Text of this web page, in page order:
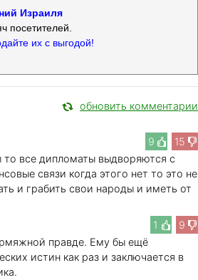
Израиля
посетителей.
их с выгодой!
обновить комментарии
9 15
то все дипломаты выдворяются с
связи когда этого нет то это не
и грабить свои народы и иметь от
1
9
правде. Ему бы ещё
истин как раз и заключается в